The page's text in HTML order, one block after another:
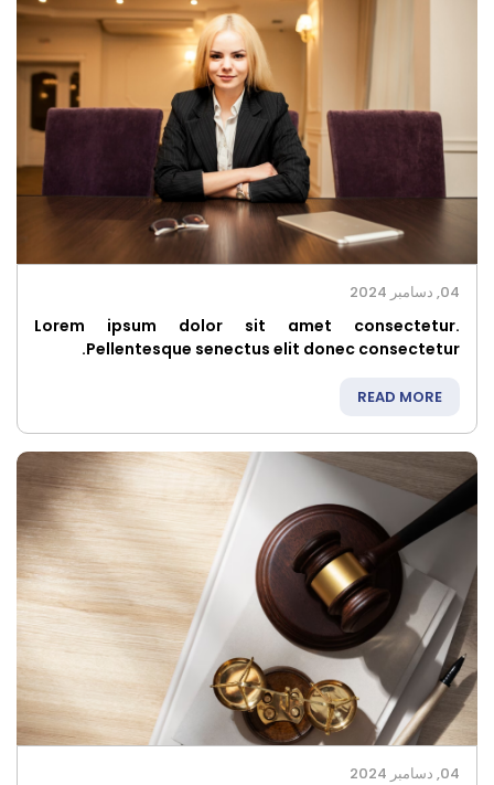
04, دسامبر 2024
Lorem ipsum dolor sit amet consectetur.
Pellentesque senectus elit donec consectetur.
READ MORE
04, دسامبر 2024